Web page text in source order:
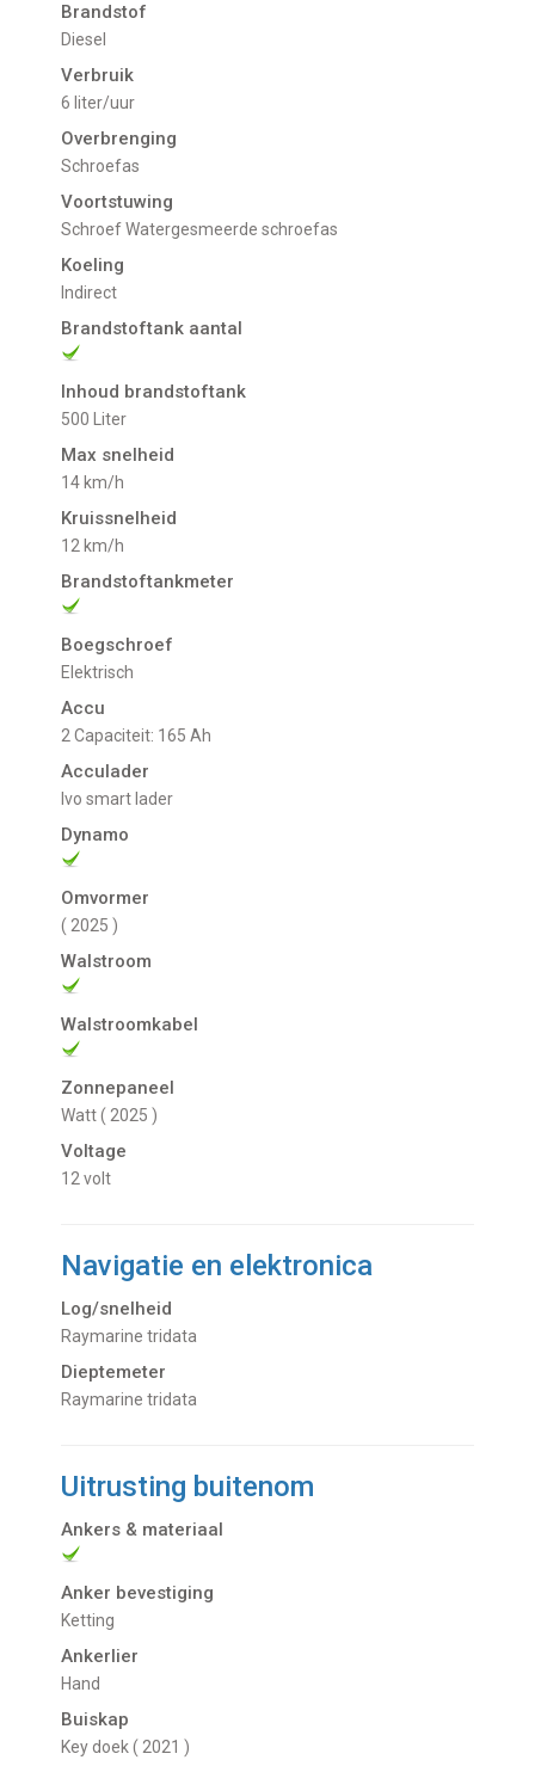
Brandstof
Diesel
Verbruik
6 liter/uur
Overbrenging
Schroefas
Voortstuwing
schroef Watergesmeerde schroefas
Koeling
indirect
Brandstoftank aantal
Inhoud brandstoftank
500 Liter
Max snelheid
14 km/h
Kruissnelheid
12 km/h
Brandstoftankmeter
Boegschroef
Elektrisch
Accu
2 Capaciteit: 165 Ah
Acculader
Ivo smart lader
Dynamo
Omvormer
( 2025 )
Walstroom
Walstroomkabel
Zonnepaneel
Watt ( 2025 )
Voltage
12 volt
Navigatie en elektronica
Log/snelheid
Raymarine tridata
Dieptemeter
Raymarine tridata
Uitrusting buitenom
Ankers & materiaal
Anker bevestiging
Ketting
Ankerlier
Hand
Buiskap
key doek ( 2021 )